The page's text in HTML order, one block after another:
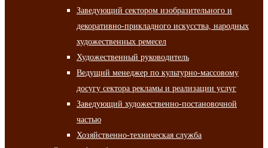
Заведующий сектором изобразительного и
декоративно-прикладного искусства, народных
художественных ремесел
Художественный руководитель
Ведущий менеджер по культурно-массовому
досугу сектора рекламы и реализации услуг
Заведующий художественно-постановочной
частью
Хозяйственно-техническая служба